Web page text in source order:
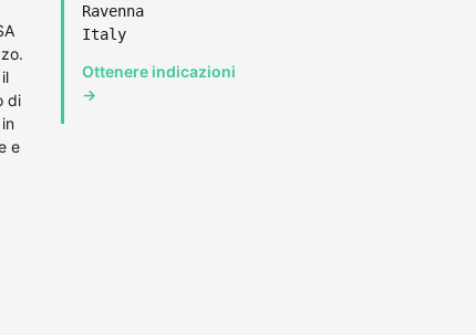
di
e
Ravenna
Italy
Ottenere indicazioni
→